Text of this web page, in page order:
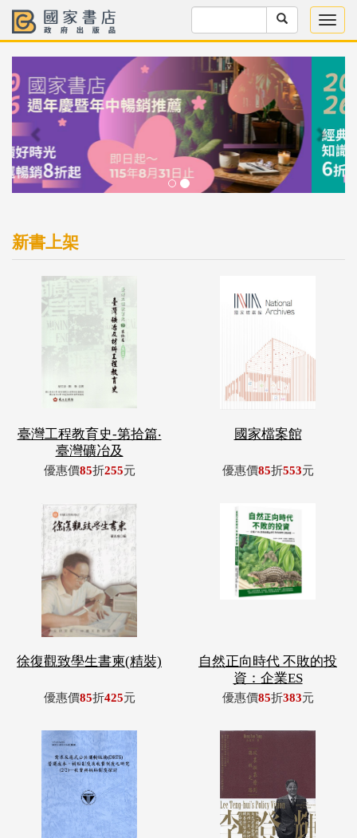
新書上架
臺灣工程教育史-第拾篇‧
臺灣礦冶及
優惠價85折255元
國家檔案館
優惠價85折553元
徐復觀致學生書柬(精裝)
優惠價85折425元
自然正向時代 不敗的投
資：企業ES
優惠價85折383元